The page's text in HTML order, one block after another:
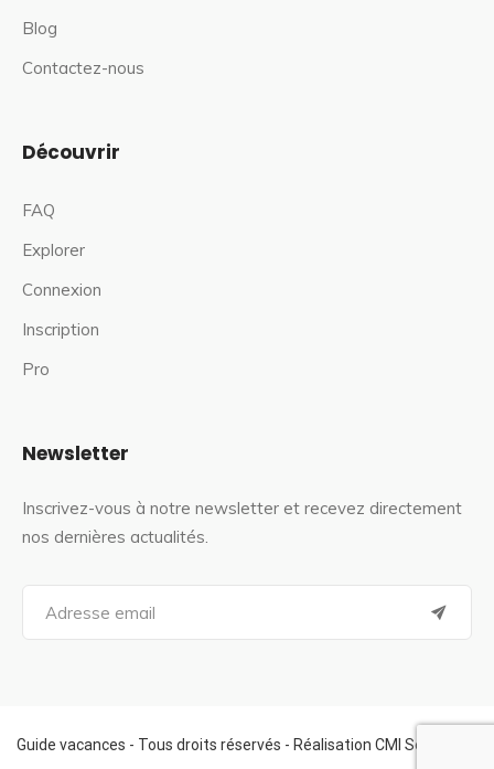
Blog
Contactez-nous
Découvrir
FAQ
Explorer
Connexion
Inscription
Pro
Newsletter
Inscrivez-vous à notre newsletter et recevez directement
nos dernières actualités.
a
f
o
Guide vacances - Tous droits réservés - Réalisation CMI Services